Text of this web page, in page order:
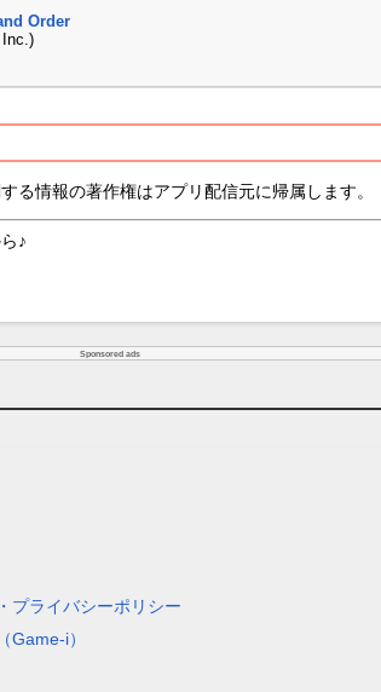
Order
る情報の著作権はアプリ配信元に帰属します。
♪
Sponsored ads
プライバシーポリシー
Game-i）